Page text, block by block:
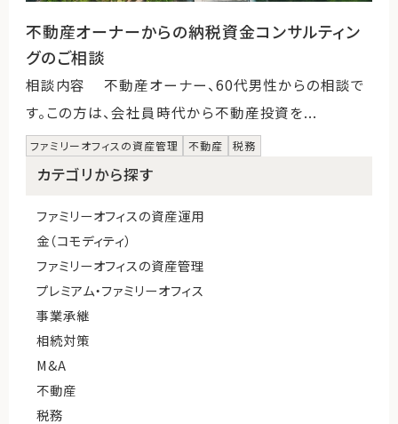
不動産オーナーからの納税資金コンサルティン
グのご相談
相談内容 不動産オーナー、60代男性からの相談で
す。この方は、会社員時代から不動産投資を...
ファミリーオフィスの資産管理 不動産 税務
カテゴリから探す
ファミリーオフィスの資産運用
金（コモディティ）
ファミリーオフィスの資産管理
プレミアム・ファミリーオフィス
事業承継
相続対策
M&A
不動産
税務